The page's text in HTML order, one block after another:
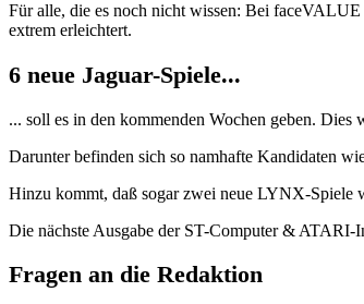
Für alle, die es noch nicht wissen: Bei
extrem erleichtert.
6 neue Jaguar-Spiele...
... soll es in den kommenden Wochen geben. Dies
Darunter befinden sich so namhafte Kandidaten
Hinzu kommt, daß sogar zwei neue LYNX-Spiele
Die nächste Ausgabe der ST-Computer &
Fragen an die Redaktion